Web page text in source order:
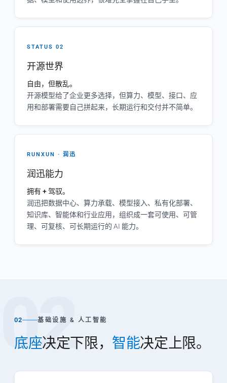
STATUS 02
开源世界
自由，但散乱。
开源模型给了企业更多选择，但算力、模型、接口、应
用和部署需要自己拼起来，长期运行和交付并不简单。
RUNXUN · 润迅
润迅能力
拥有 + 驾驭。
润迅把数据中心、算力承载、模型接入、私有化部署、
知识库、智能体和行业应用，组织成一套可使用、可管
理、可复核、可长期运行的 AI 能力。
02
02 基础设施 & 人工智能
底座决定下限， 智能决定上限。